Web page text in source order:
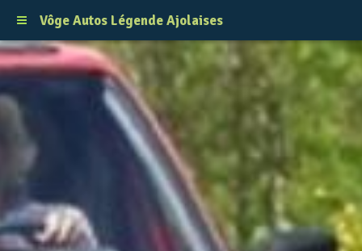
Vôge Autos Légende Ajolaises